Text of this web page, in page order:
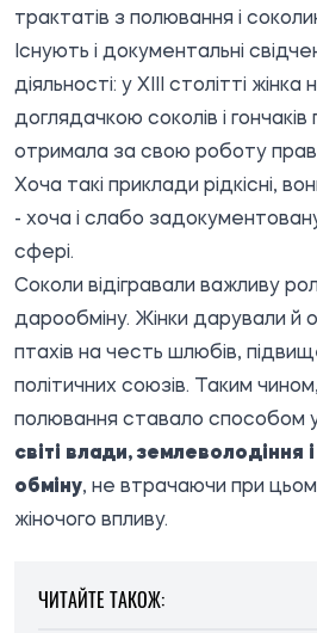
трактатів з полювання і
Існують і документальні
діяльності: у XIII столітті жінка
доглядачкою соколів і
отримала за свою роботу
Хоча такі приклади рідкісні,
- хоча і слабо
сфері.
Соколи відігравали важливу
дарообміну. Жінки дарували й
птахів на честь шлюбів,
політичних союзів. Таким
полювання ставало способом
світі влади, землеволодіння
обміну, не втрачаючи при
жіночого впливу.
ЧИТАЙТЕ ТАКОЖ: